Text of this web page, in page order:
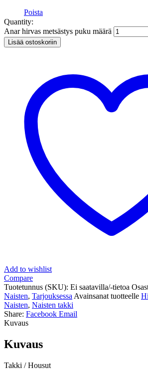
Poista
Quantity:
Anar hirvas metsästys puku määrä
Lisää ostoskoriin
Add to wishlist
Compare
Tuotetunnus (SKU): Ei saatavilla/-tietoa
Naisten, Tarjouksessa Avainsanat tuotteelle
Naisten, Naisten takki
Share: Facebook Email
Kuvaus
Kuvaus
Takki / Housut